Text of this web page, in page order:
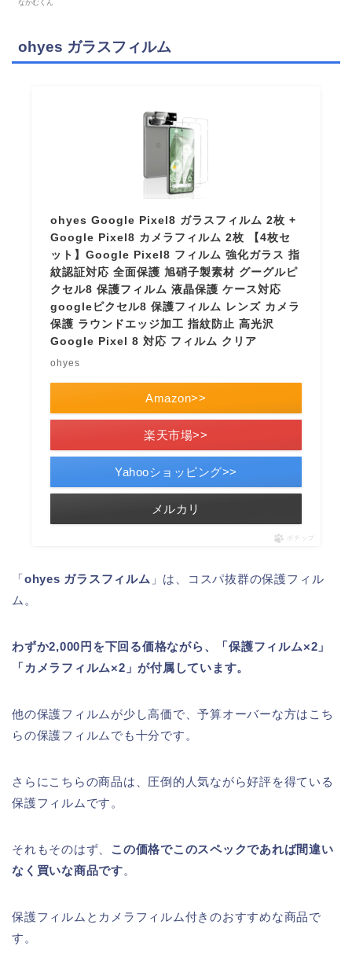
なかむくん
ohyes ガラスフィルム
ohyes Google Pixel8 ガラスフィルム 2枚 +
Google Pixel8 カメラフィルム 2枚 【4枚セ
ット】Google Pixel8 フィルム 強化ガラス 指
紋認証対応 全面保護 旭硝子製素材 グーグルピ
クセル8 保護フィルム 液晶保護 ケース対応
googleピクセル8 保護フィルム レンズ カメラ
保護 ラウンドエッジ加工 指紋防止 高光沢
Google Pixel 8 対応 フィルム クリア
ohyes
Amazon>>
楽天市場>>
Yahooショッピング>>
メルカリ
ポチップ
「ohyes ガラスフィルム 」は、コスパ抜群の保護フィル
ム。
わずか2,000円を下回る価格ながら、「保護フィルム×2」
「カメラフィルム×2」が付属しています。
他の保護フィルムが少し高価で、予算オーバーな方はこち
らの保護フィルムでも十分です。
さらにこちらの商品は、圧倒的人気ながら好評を得ている
保護フィルムです。
それもそのはず、 この価格でこのスペックであれば間違い
なく買いな商品です。
保護フィルムとカメラフィルム付きのおすすめな商品で
す。